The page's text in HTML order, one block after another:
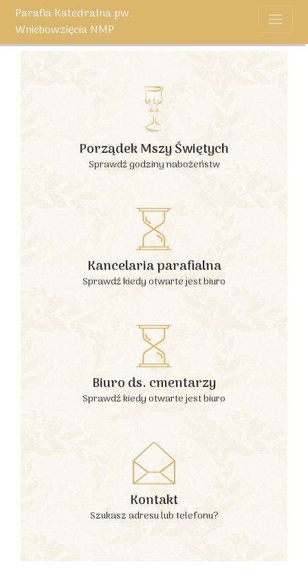
Parafia Katedralna pw.
Wniebowzięcia NMP
Porządek Mszy Świętych
Sprawdź godziny nabożeństw
Kancelaria parafialna
Sprawdź kiedy otwarte jest biuro
Biuro ds. cmentarzy
Sprawdź kiedy otwarte jest biuro
Kontakt
Szukasz adresu lub telefonu?